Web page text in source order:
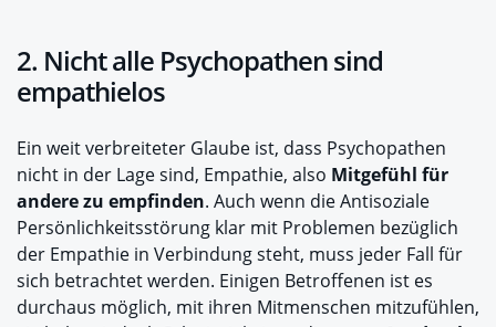
2. Nicht alle Psychopathen sind
empathielos
Ein weit verbreiteter Glaube ist, dass Psychopathen
nicht in der Lage sind, Empathie, also Mitgefühl für
andere zu empfinden. Auch wenn die Antisoziale
Persönlichkeitsstörung klar mit Problemen bezüglich
der Empathie in Verbindung steht, muss jeder Fall für
sich betrachtet werden. Einigen Betroffenen ist es
durchaus möglich, mit ihren Mitmenschen mitzufühlen,